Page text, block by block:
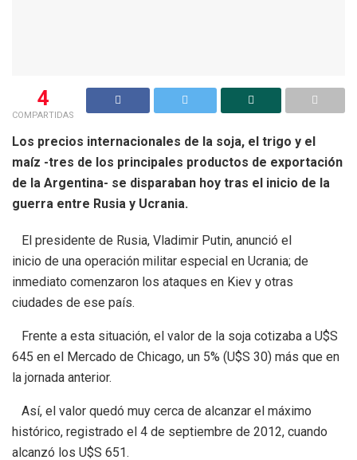
4
COMPARTIDAS
Los precios internacionales de la soja, el trigo y el
maíz -tres de los principales productos de exportación
de la Argentina- se disparaban hoy tras el inicio de la
guerra entre Rusia y Ucrania.
El presidente de Rusia, Vladimir Putin, anunció el
inicio de una operación militar especial en Ucrania; de
inmediato comenzaron los ataques en Kiev y otras
ciudades de ese país.
Frente a esta situación, el valor de la soja cotizaba a U$S
645 en el Mercado de Chicago, un 5% (U$S 30) más que en
la jornada anterior.
Así, el valor quedó muy cerca de alcanzar el máximo
histórico, registrado el 4 de septiembre de 2012, cuando
alcanzó los U$S 651.